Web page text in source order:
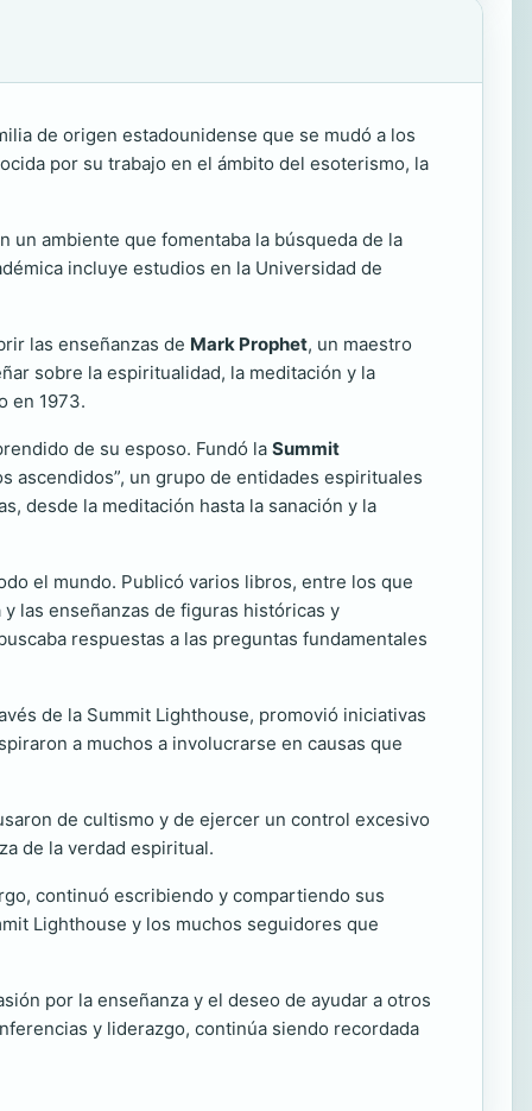
de origen estadounidense que se mudó a los
por su trabajo en el ámbito del esoterismo, la
un ambiente que fomentaba la búsqueda de la
incluye estudios en la Universidad de
las enseñanzas de Mark Prophet, un maestro
sobre la espiritualidad, la meditación y la
en 1973.
de su esposo. Fundó la Summit
ascendidos”, un grupo de entidades espirituales
desde la meditación hasta la sanación y la
el mundo. Publicó varios libros, entre los que
las enseñanzas de figuras históricas y
respuestas a las preguntas fundamentales
de la Summit Lighthouse, promovió iniciativas
a muchos a involucrarse en causas que
de cultismo y de ejercer un control excesivo
de la verdad espiritual.
continuó escribiendo y compartiendo sus
Lighthouse y los muchos seguidores que
por la enseñanza y el deseo de ayudar a otros
y liderazgo, continúa siendo recordada